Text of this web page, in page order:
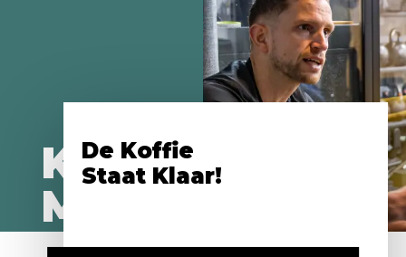
Kennis
Maken?
De Koffie
Staat Klaar!